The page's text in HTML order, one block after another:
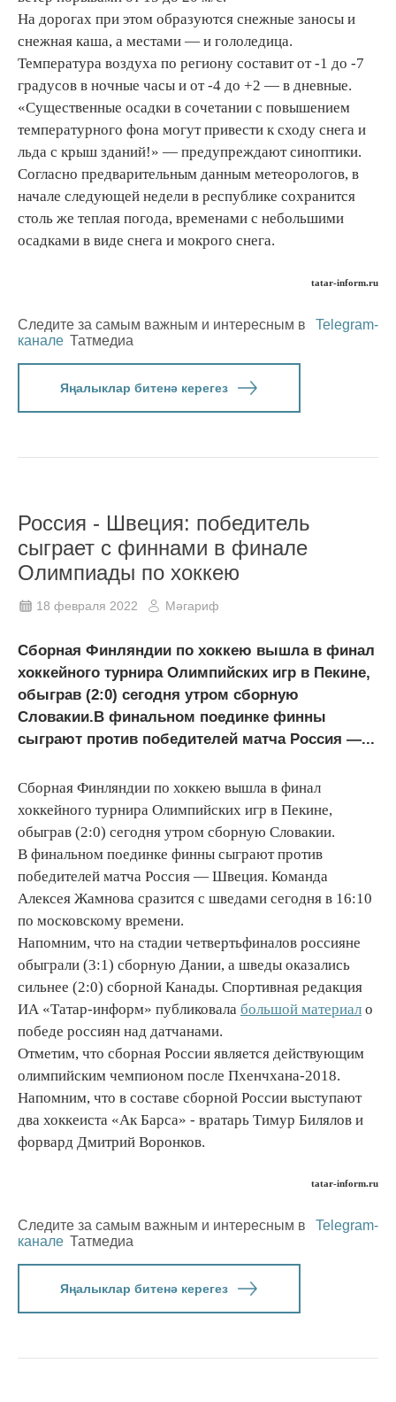
На дорогах при этом образуются снежные заносы и
снежная каша, а местами — и гололедица.
Температура воздуха по региону составит от -1 до -7
градусов в ночные часы и от -4 до +2 — в дневные.
«Существенные осадки в сочетании с повышением
температурного фона могут привести к сходу снега и
льда с крыш зданий!» — предупреждают синоптики.
Согласно предварительным данным метеорологов, в
начале следующей недели в республике сохранится
столь же теплая погода, временами с небольшими
осадками в виде снега и мокрого снега.
tatar-inform.ru
Следите за самым важным и интересным в
Telegram-
канале Татмедиа
Яңалыклар битенә керегез
Россия - Швеция: победитель
сыграет с финнами в финале
Олимпиады по хоккею
18 февраля 2022 Мәгариф
Сборная Финляндии по хоккею вышла в финал
хоккейного турнира Олимпийских игр в Пекине,
обыграв (2:0) сегодня утром сборную
Словакии.В финальном поединке финны
сыграют против победителей матча Россия —...
Сборная Финляндии по хоккею вышла в финал
хоккейного турнира Олимпийских игр в Пекине,
обыграв (2:0) сегодня утром сборную Словакии.
В финальном поединке финны сыграют против
победителей матча Россия — Швеция. Команда
Алексея Жамнова сразится с шведами сегодня в 16:10
по московскому времени.
Напомним, что на стадии четвертьфиналов россияне
обыграли (3:1) сборную Дании, а шведы оказались
сильнее (2:0) сборной Канады. Спортивная редакция
ИА «Татар-информ» публиковала большой материал о
победе россиян над датчанами.
Отметим, что сборная России является действующим
олимпийским чемпионом после Пхенчхана-2018.
Напомним, что в составе сборной России выступают
два хоккеиста «Ак Барса» - вратарь Тимур Билялов и
форвард Дмитрий Воронков.
tatar-inform.ru
Следите за самым важным и интересным в
Telegram-
канале Татмедиа
Яңалыклар битенә керегез